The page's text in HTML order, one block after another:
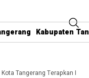
Kabupaten
Tangerang Terapkan ISO